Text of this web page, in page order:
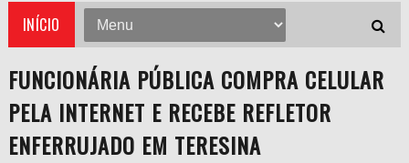
INÍCIO
FUNCIONÁRIA PÚBLICA COMPRA CELULAR
PELA INTERNET E RECEBE REFLETOR
ENFERRUJADO EM TERESINA